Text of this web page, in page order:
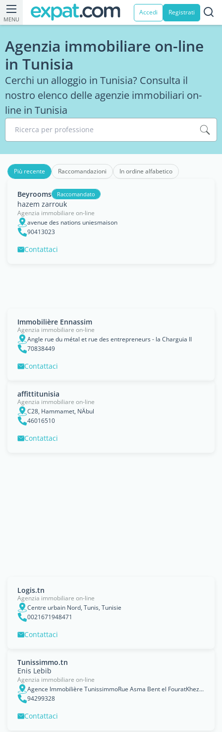
MENU
Accedi Registrati
Agenzia immobiliare on-line
in Tunisia
Cerchi un alloggio in Tunisia? Consulta il
nostro elenco delle agenzie immobiliari on-
line in Tunisia
Ricerca per professione
Più recente Raccomandazioni In ordine alfabetico
Beyrooms Raccomandato
hazem zarrouk
Agenzia immobiliare on-line
avenue des nations uniesmaison
90413023
Contattaci
Immobilière Ennassim
Agenzia immobiliare on-line
Angle rue du métal et rue des entrepreneurs - la Charguia II
70838449
Contattaci
affittitunisia
Agenzia immobiliare on-line
C28, Hammamet, NÄbul
46016510
Contattaci
Logis.tn
Agenzia immobiliare on-line
Centre urbain Nord, Tunis, Tunisie
0021671948471
Contattaci
Tunissimmo.tn
Enis Lebib
Agenzia immobiliare on-line
Agence Immobilière TunissimmoRue Asma Bent el FouratKhezama Ouestwww.tunissimmo.tn
94299328
Contattaci